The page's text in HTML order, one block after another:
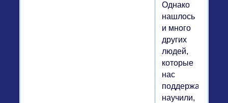
Однако
нашлось
и много
других
людей,
которые
нас
поддержали,
научили,